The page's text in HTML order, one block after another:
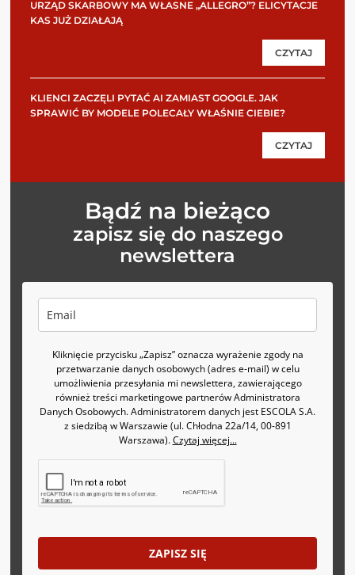
URZĄD SKARBOWY MA WŁASNE „ALLEGRO”? ELICYTACJE
KAS JUŻ DZIAŁAJĄ
CZYTAJ
KLIENCI ZACZĘLI PYTAĆ AI ZAMIAST GOOGLE. JAK
SPRAWIĆ BY MODELE POLECAŁY WŁAŚNIE CIEBIE?
CZYTAJ
Bądź na bieżąco
zapisz się do naszego
newslettera
Kliknięcie przycisku „Zapisz” oznacza wyrażenie zgody na
przetwarzanie danych osobowych (adres e-mail) w celu
umożliwienia przesyłania mi newslettera, zawierającego
również treści marketingowe partnerów Administratora
Danych Osobowych. Administratorem danych jest ESCOLA S.A.
z siedzibą w Warszawie (ul. Chłodna 22a/14, 00-891
Warszawa).Czytaj więcej...
ZAPISZ SIĘ